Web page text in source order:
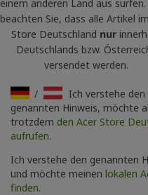
einem anderen Land aus
beachten Sie, dass alle Artikel
Store Deutschland nur
Deutschlands bzw.
versendet werden.
/
Ich verstehe den
genannten Hinweis, möchte
trotzdem den Acer Store
aufrufen.
Ich verstehe den genannten
und möchte meinen lokalen
finden.